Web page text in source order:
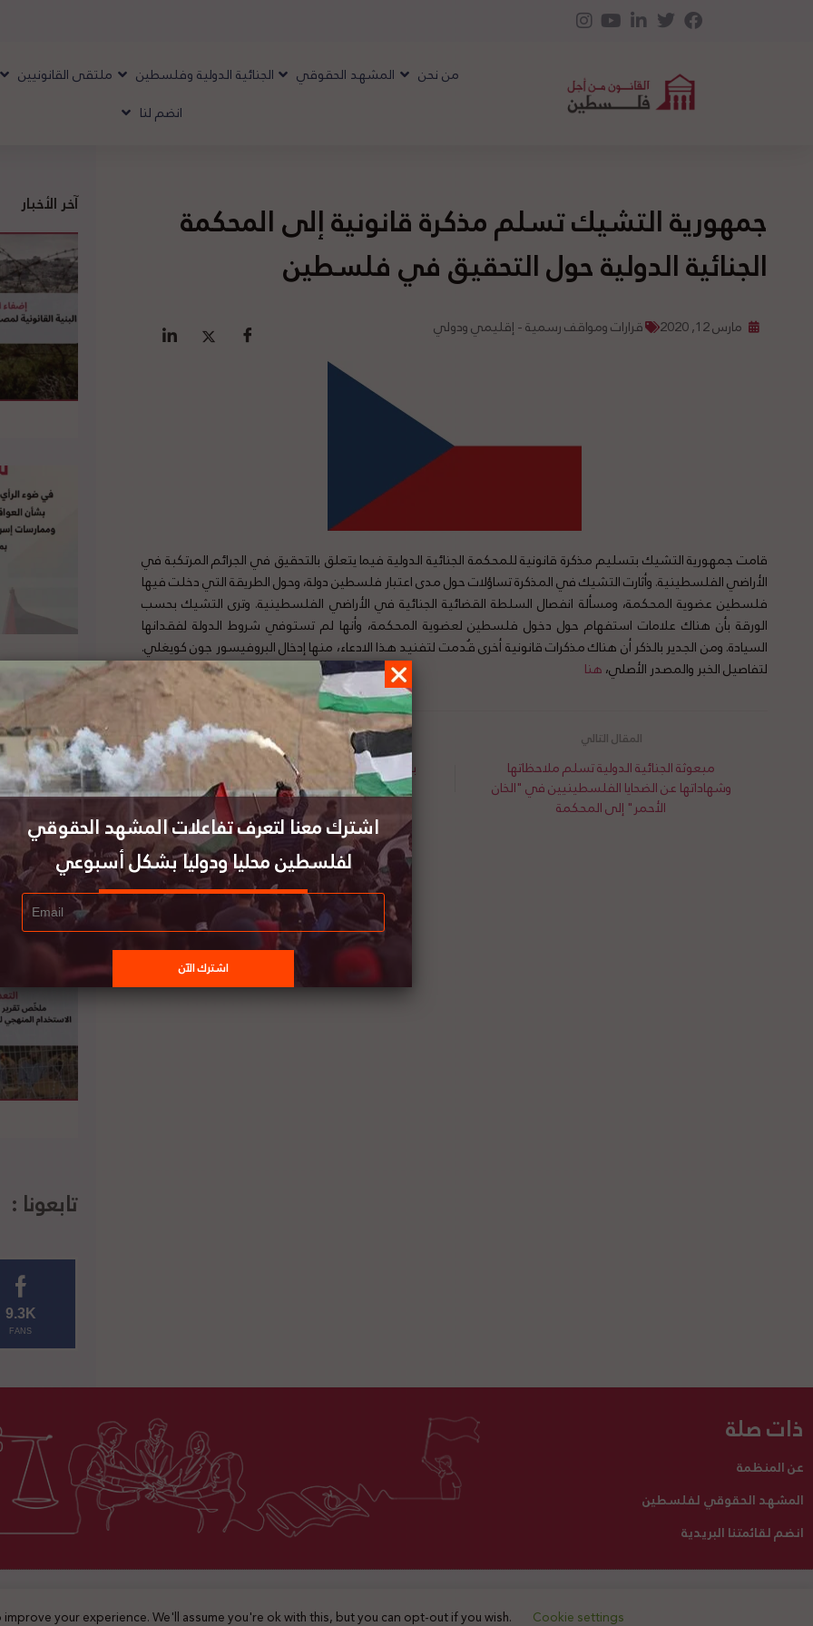
من نحن المشهد الحقوقي الجنائية الدولية وفلسطين ملتقى القانونيين
انضم لنا
جمهورية التشيك تسلم مذكرة قانونية إلى المحكمة
الجنائية الدولية حول التحقيق في فلسطين
مارس 12, 2020 قرارات ومواقف رسمية - إقليمي ودولي
قامت جمهورية التشيك بتسليم مذكرة قانونية للمحكمة الجنائية الدولية فيما يتعلق بالتحقيق في الجرائم المرتكبة في
الأراضي الفلسطينية. وأثارت التشيك في المذكرة تساؤلات حول مدى اعتبار فلسطين دولة، وحول الطريقة التي دخلت فيها
فلسطين عضوية المحكمة، ومسألة انفصال السلطة القضائية الجنائية في الأراضي الفلسطينية. وترى التشيك بحسب
الورقة بأن هناك علامات استفهام حول دخول فلسطين لعضوية المحكمة، وأنها لم تستوفي شروط الدولة لفقدانها
السيادة. ومن الجدير بالذكر أن هناك مذكرات قانونية أخرى قُدمت لتفنيد هذا الادعاء، منها إدخال البروفيسور جون كويغلي.
لتفاصيل الخبر والمصدر الأصلي،هنا
بتسيلم تطلق مدونة حول العنف الإستيطاني
المدعوم من الحكومة الإسرائيلية
مبعوثة الجنائية الدولية تسلم ملاحظاتها
وشهاداتها عن الضحايا الفلسطينيين في "الخان
الأحمر" إلى المحكمة
آخر الأخبار
تابعونا :
9.3K
FANS
ذات صلة
عن المنظمة
المشهد الحقوقي لفلسطين
انضم لقائمتنا البريدية
اتصل بنا تبرع لنا 2025 © جميع الحقوق محفوظة
your experience. We'll assume you're ok with this, but you can opt-out if you wish. Cookie settings
اشترك معنا لتعرف تفاعلات المشهد الحقوقي
لفلسطين محليا ودوليا بشكل أسبوعي